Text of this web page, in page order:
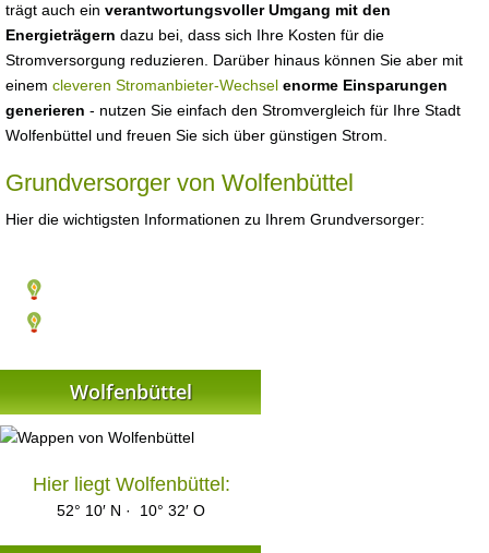
trägt auch ein verantwortungsvoller Umgang mit den
Energieträgern dazu bei, dass sich Ihre Kosten für die
Stromversorgung reduzieren. Darüber hinaus können Sie aber mit
einem cleveren Stromanbieter-Wechsel enorme Einsparungen
generieren - nutzen Sie einfach den Stromvergleich für Ihre Stadt
Wolfenbüttel und freuen Sie sich über günstigen Strom.
Grundversorger von Wolfenbüttel
Hier die wichtigsten Informationen zu Ihrem Grundversorger:
Wolfenbüttel
Hier liegt Wolfenbüttel:
52° 10′ N · 10° 32′ O